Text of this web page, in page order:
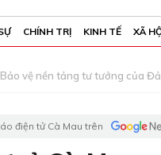
CHÍNH TRỊ KINH TẾ XÃ
Bảo vệ nền tảng tư tưởng của
điện tử Cà Mau trên